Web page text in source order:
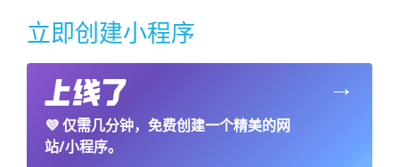
立即创建小程序
💜仅需几分钟，免费创建一个精美的网
站/小程序。
→